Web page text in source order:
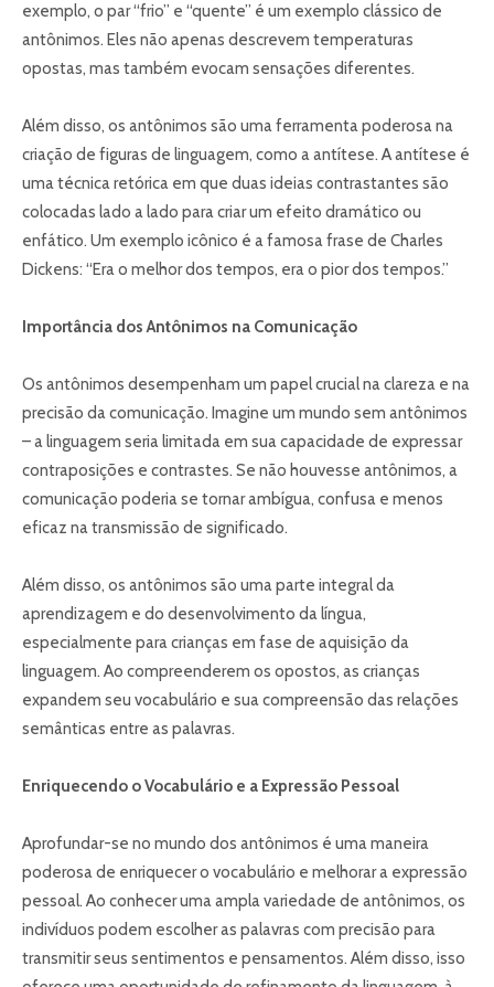
exemplo, o par “frio” e “quente” é um exemplo clássico de
antônimos. Eles não apenas descrevem temperaturas
opostas, mas também evocam sensações diferentes.
Além disso, os antônimos são uma ferramenta poderosa na
criação de figuras de linguagem, como a antítese. A antítese é
uma técnica retórica em que duas ideias contrastantes são
colocadas lado a lado para criar um efeito dramático ou
enfático. Um exemplo icônico é a famosa frase de Charles
Dickens: “Era o melhor dos tempos, era o pior dos tempos.”
Importância dos Antônimos na Comunicação
Os antônimos desempenham um papel crucial na clareza e na
precisão da comunicação. Imagine um mundo sem antônimos
– a linguagem seria limitada em sua capacidade de expressar
contraposições e contrastes. Se não houvesse antônimos, a
comunicação poderia se tornar ambígua, confusa e menos
eficaz na transmissão de significado.
Além disso, os antônimos são uma parte integral da
aprendizagem e do desenvolvimento da língua,
especialmente para crianças em fase de aquisição da
linguagem. Ao compreenderem os opostos, as crianças
expandem seu vocabulário e sua compreensão das relações
semânticas entre as palavras.
Enriquecendo o Vocabulário e a Expressão Pessoal
Aprofundar-se no mundo dos antônimos é uma maneira
poderosa de enriquecer o vocabulário e melhorar a expressão
pessoal. Ao conhecer uma ampla variedade de antônimos, os
indivíduos podem escolher as palavras com precisão para
transmitir seus sentimentos e pensamentos. Além disso, isso